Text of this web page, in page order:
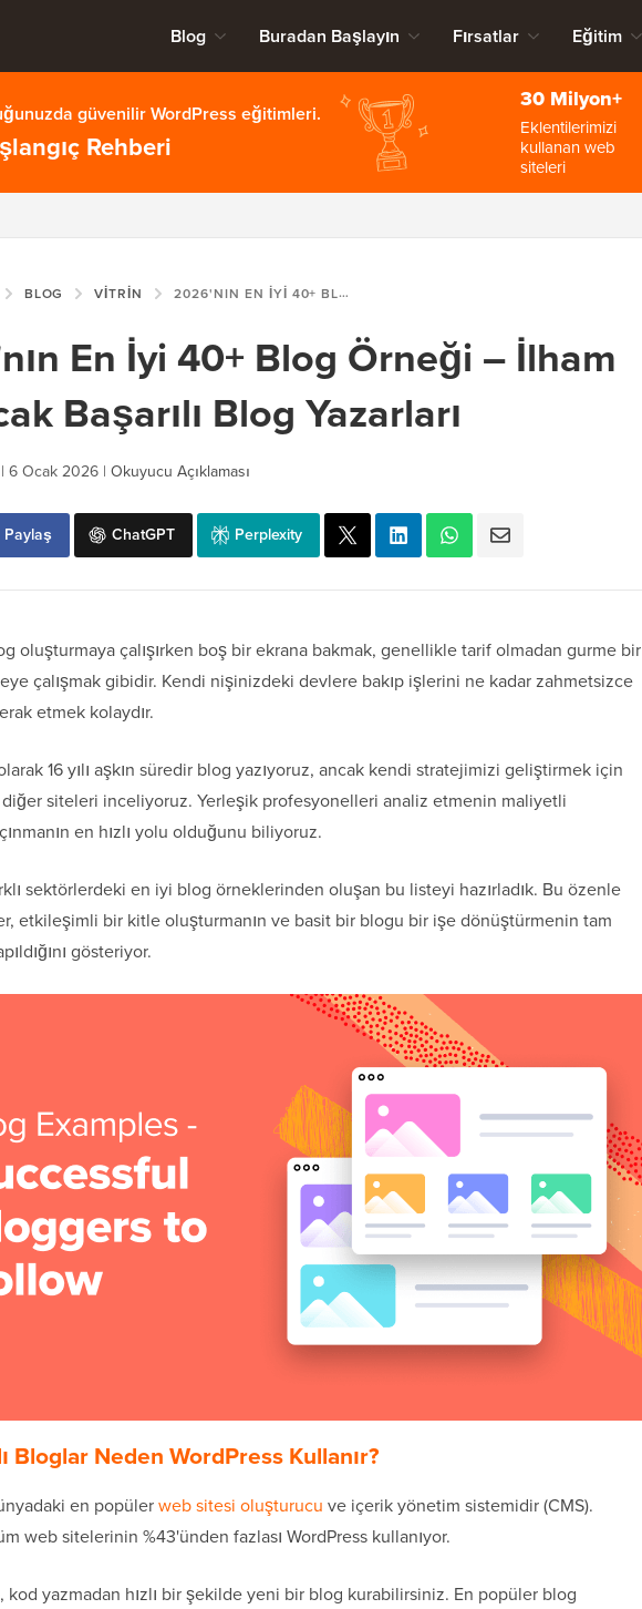
Blog Buradan Başlayın Fırsatlar Eğitim
güvenilir WordPress eğitimleri.
Rehberi
30 Milyon+
Eklentilerimizi
kullanan web
siteleri
BLOG VITRIN 2026'NIN EN İYI 40+ BLOG ÖRNEĞI – İLHAM ALINACAK BAŞARILI BLOG YAZARLARI
En İyi 40+ Blog Örneği – İlham
Başarılı Blog Yazarları
| 6 Ocak 2026 | Okuyucu Açıklaması
Paylaş ChatGPT Perplexity
oluşturmaya çalışırken boş bir ekrana bakmak, genellikle tarif olmadan gurme bir
çalışmak gibidir. Kendi nişinizdeki devlere bakıp işlerini ne kadar zahmetsizce
etmek kolaydır.
16 yılı aşkın süredir blog yazıyoruz, ancak kendi stratejimizi geliştirmek için
siteleri inceliyoruz. Yerleşik profesyonelleri analiz etmenin maliyetli
en hızlı yolu olduğunu biliyoruz.
sektörlerdeki en iyi blog örneklerinden oluşan bu listeyi hazırladık. Bu özenle
etkileşimli bir kitle oluşturmanın ve basit bir blogu bir işe dönüştürmenin tam
gösteriyor.
Bloglar Neden WordPress Kullanır?
en popülerweb sitesi oluşturucu ve içerik yönetim sistemidir (CMS).
web sitelerinin %43'ünden fazlası WordPress kullanıyor.
kod yazmadan hızlı bir şekilde yeni bir blog kurabilirsiniz. En popüler blog